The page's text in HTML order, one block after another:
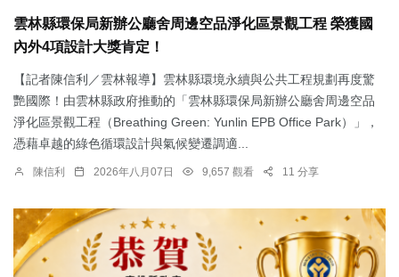
雲林縣環保局新辦公廳舍周邊空品淨化區景觀工程 榮獲國
內外4項設計大獎肯定！
【記者陳信利／雲林報導】雲林縣環境永續與公共工程規劃再度驚
艷國際！由雲林縣政府推動的「雲林縣環保局新辦公廳舍周邊空品
淨化區景觀工程（Breathing Green: Yunlin EPB Office Park）」，
憑藉卓越的綠色循環設計與氣候變遷調適...
陳信利 2026年八月07日 9,657 觀看 11 分享